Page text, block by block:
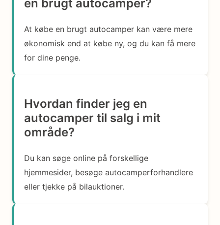
en brugt autocamper?
At købe en brugt autocamper kan være mere
økonomisk end at købe ny, og du kan få mere
for dine penge.
Hvordan finder jeg en
autocamper til salg i mit
område?
Du kan søge online på forskellige
hjemmesider, besøge autocamperforhandlere
eller tjekke på bilauktioner.